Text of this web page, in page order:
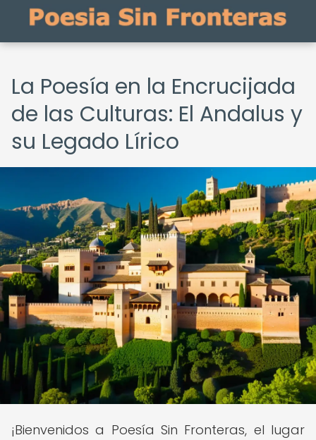
La Poesía en la Encrucijada
de las Culturas: El Andalus y
su Legado Lírico
¡Bienvenidos a Poesía Sin Fronteras, el lugar